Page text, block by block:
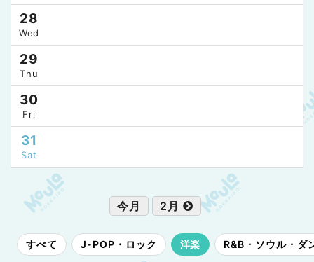
28
Wed
29
Thu
30
Fri
31
Sat
今月 2月
すべて J-POP・ロック 洋楽 R&B・ソウル・ダ